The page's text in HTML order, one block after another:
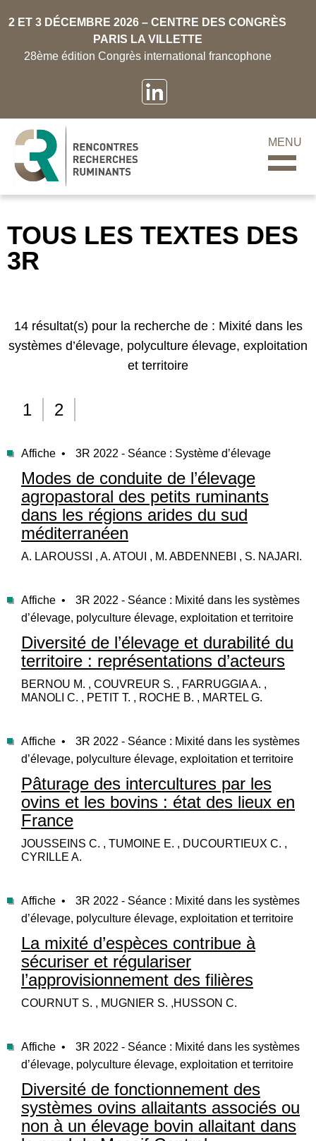
2 ET 3 DÉCEMBRE 2026 – CENTRE DES CONGRÈS
PARIS LA VILLETTE
28ème édition Congrès international francophone
MENU
TOUS LES TEXTES DES
3R
14 résultat(s) pour la recherche de : Mixité dans les
systèmes d’élevage, polyculture élevage, exploitation
et territoire
1 2
Affiche • 3R 2022 - Séance : Système d’élevage
Modes de conduite de l’élevage
agropastoral des petits ruminants
dans les régions arides du sud
méditerranéen
A. LAROUSSI , A. ATOUI , M. ABDENNEBI , S. NAJARI.
Affiche •
3R 2022 - Séance : Mixité dans les systèmes
d’élevage, polyculture élevage, exploitation et territoire
Diversité de l’élevage et durabilité du
territoire : représentations d’acteurs
BERNOU M. , COUVREUR S. , FARRUGGIA A. ,
MANOLI C. , PETIT T. , ROCHE B. , MARTEL G.
Affiche •
3R 2022 - Séance : Mixité dans les systèmes
d’élevage, polyculture élevage, exploitation et territoire
Pâturage des intercultures par les
ovins et les bovins : état des lieux en
France
JOUSSEINS C. , TUMOINE E. , DUCOURTIEUX C. ,
CYRILLE A.
Affiche •
3R 2022 - Séance : Mixité dans les systèmes
d’élevage, polyculture élevage, exploitation et territoire
La mixité d’espèces contribue à
sécuriser et régulariser
l’approvisionnement des filières
COURNUT S. , MUGNIER S. ,HUSSON C.
Affiche •
3R 2022 - Séance : Mixité dans les systèmes
d’élevage, polyculture élevage, exploitation et territoire
Diversité de fonctionnement des
systèmes ovins allaitants associés ou
non à un élevage bovin allaitant dans